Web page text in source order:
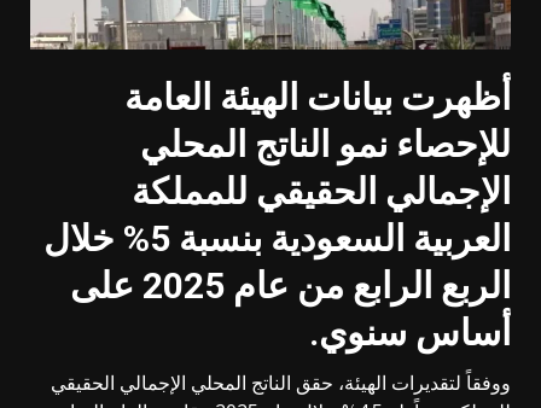
أظهرت بيانات الهيئة العامة
للإحصاء نمو الناتج المحلي
الإجمالي الحقيقي للمملكة
العربية السعودية بنسبة 5% خلال
الربع الرابع من عام 2025 على
أساس سنوي.
ووفقاً لتقديرات الهيئة، حقق الناتج المحلي الإجمالي الحقيقي